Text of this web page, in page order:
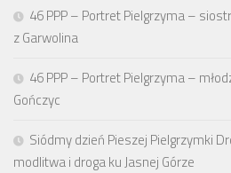
46 PPP – Portret Pielgrzyma –
z Garwolina
46 PPP – Portret Pielgrzyma –
Gończyc
Siódmy dzień Pieszej Pielgrzymki
modlitwa i droga ku Jasnej Górze